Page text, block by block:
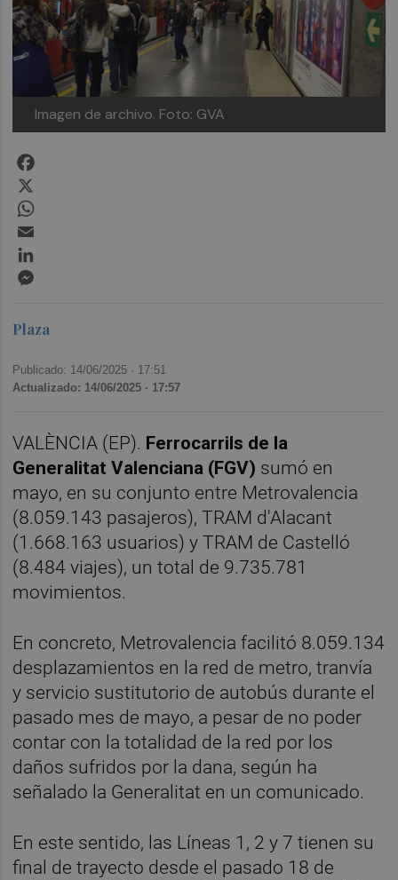
Imagen de archivo. Foto: GVA
Plaza
Publicado: 14/06/2025 · 17:51
Actualizado: 14/06/2025 · 17:57
VALÈNCIA (EP). Ferrocarrils de la
Generalitat Valenciana (FGV) sumó en
mayo, en su conjunto entre Metrovalencia
(8.059.143 pasajeros), TRAM d'Alacant
(1.668.163 usuarios) y TRAM de Castelló
(8.484 viajes), un total de 9.735.781
movimientos.
En concreto, Metrovalencia facilitó 8.059.134
desplazamientos en la red de metro, tranvía
y servicio sustitutorio de autobús durante el
pasado mes de mayo, a pesar de no poder
contar con la totalidad de la red por los
daños sufridos por la dana, según ha
señalado la Generalitat en un comunicado.
En este sentido, las Líneas 1, 2 y 7 tienen su
final de trayecto desde el pasado 18 de